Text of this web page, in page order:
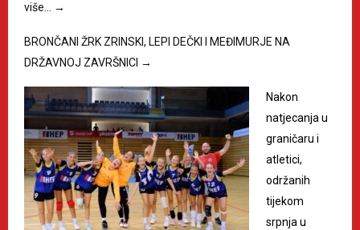
više… →
BRONČANI ŽRK ZRINSKI, LEPI DEČKI I MEĐIMURJE NA
DRŽAVNOJ ZAVRŠNICI →
Nakon
natjecanja u
graničaru i
atletici,
održanih
tijekom
srpnja u